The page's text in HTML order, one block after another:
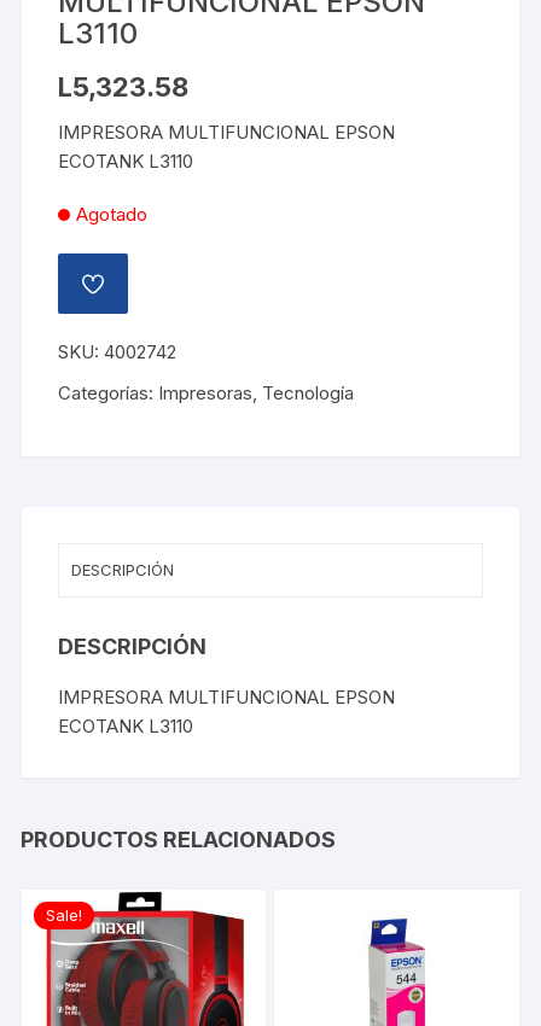
L3110
L5,323.58
IMPRESORA MULTIFUNCIONAL EPSON
ECOTANK L3110
Agotado
AÑADIR
A
LISTA
DE
DESEOS
SKU:4002742
Categorías: Impresoras, Tecnología
DESCRIPCIÓN
DESCRIPCIÓN
IMPRESORA MULTIFUNCIONAL EPSON
ECOTANK L3110
PRODUCTOS RELACIONADOS
Sale!